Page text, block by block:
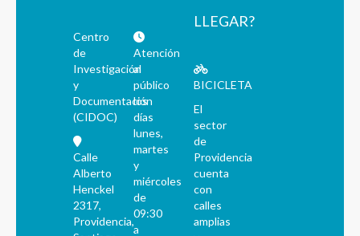
Centro
de
Investigación
y
Documentación
(CIDOC)
Calle
Alberto
Henckel
2317,
Providencia,
Atención
al
público
los
días
lunes,
martes
y
miércoles
de
09:30
a
LLEGAR?
BICICLETA
El
sector
de
Providencia
cuenta
con
calles
amplias